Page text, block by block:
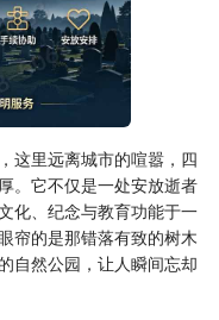
这里远离城市的喧嚣，四
。它不仅是一处安放逝者
化、纪念与教育功能于一
帘的是那错落有致的树木
自然公园，让人瞬间忘却